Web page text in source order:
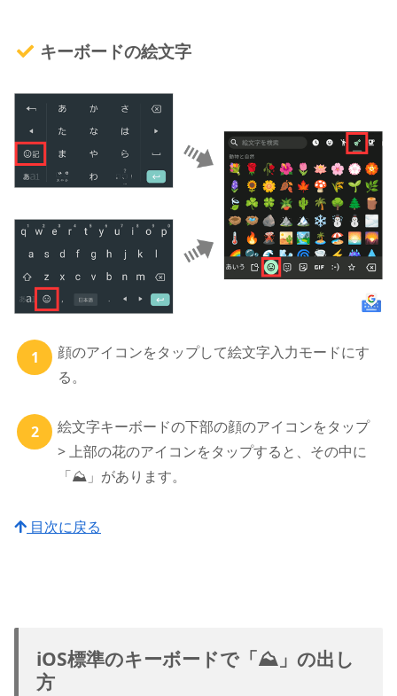
キーボードの絵文字
顔のアイコンをタップして絵文字入力モードにす
る。
絵文字キーボードの下部の顔のアイコンをタップ
> 上部の花のアイコンをタップすると、その中に
「⛰」があります。
目次に戻る
iOS標準のキーボードで「⛰」の出し
方